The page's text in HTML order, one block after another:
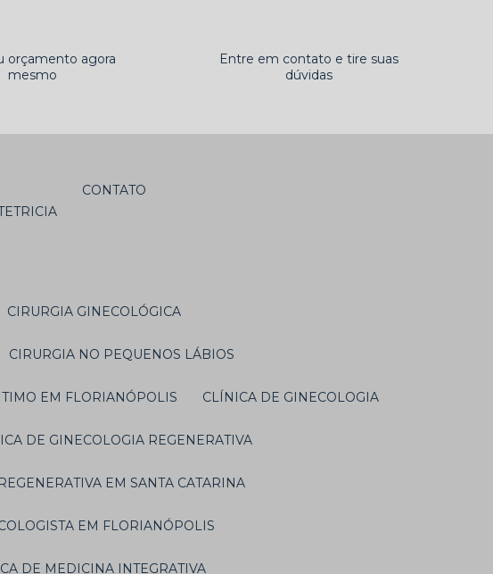
orçamento agora
mesmo
Entre em contato e tire suas
dúvidas
CONTATO
CIRURGIA GINECOLÓGICA
CIRURGIA NO PEQUENOS LÁBIOS
EM FLORIANÓPOLIS CLÍNICA DE GINECOLOGIA
DE GINECOLOGIA REGENERATIVA
EM SANTA CATARINA
EM FLORIANÓPOLIS
DE MEDICINA INTEGRATIVA